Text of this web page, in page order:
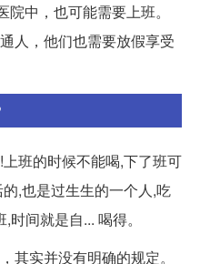
中，也可能需要上班。
人，他们也需要放假享受
班的时候不能喝,下了班可
,也是过生生的一个人,吃
间就是自... 喝得。
其实并没有明确的规定。